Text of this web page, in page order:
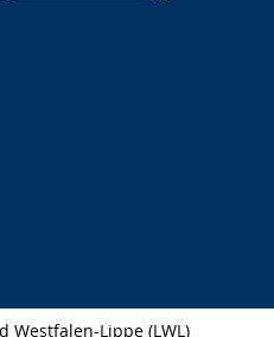
Lippe (LWL)